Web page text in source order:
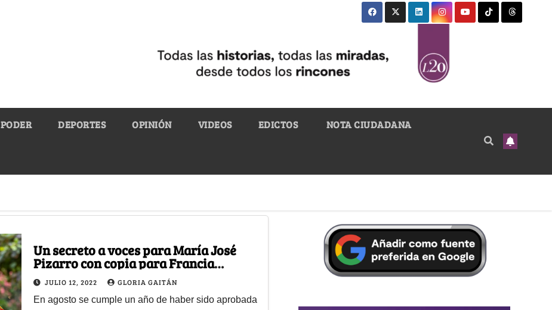
PODER DEPORTES OPINIÓN VIDEOS EDICTOS NOTA CIUDADANA
Un secreto a voces para María José
Pizarro con copia para Francia
Márquez y Patricia Ariza
JULIO 12, 2022 GLORIA GAITÁN
En agosto se cumple un año de haber sido aprobada